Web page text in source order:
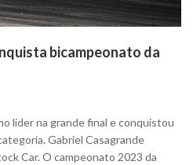
bicampeonato da
líder na grande final e conquistou
Gabriel Casagrande
Car. O campeonato 2023 da